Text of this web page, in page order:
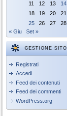
11
12 13 14
18
19 20 21
25
26 27 28
« Giu
Set »
GESTIONE SITO
Registrati
Accedi
Feed dei contenuti
Feed dei commenti
WordPress.org